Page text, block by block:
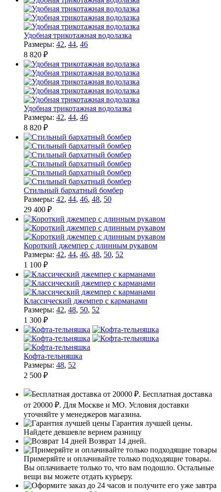
Удобная трикотажная водолазка
Размеры: 42, 44, 46
8 820 ₽
Удобная трикотажная водолазка
Размеры: 42, 44, 46
8 820 ₽
Стильный бархатный бомбер
Размеры: 42, 44, 46, 48, 50
29 400 ₽
Короткий джемпер с длинным рукавом
Размеры: 42, 44, 46, 48, 50, 52
1 100 ₽
Классический джемпер с карманами
Размеры: 42, 48, 50, 52
1 300 ₽
Кофта-тельняшка
Размеры: 48, 52
2 500 ₽
Бесплатная доставка
от 20000 ₽. Для Москве и МО. Условия доставки
уточняйте у менеджеров магазина.
Гарантия лучшей цены.
Найдете девшевле вернем разницу
Возврат 14 дней.
Примеряйте и оплачивайте только подходящие товары.
Вы оплачиваете только то, что вам подошло. Остальные
вещи вы можете отдать курьеру.